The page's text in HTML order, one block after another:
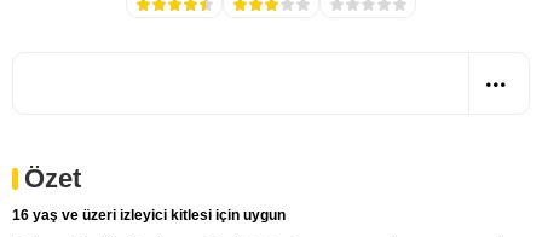
Özet
16 yaş ve üzeri izleyici kitlesi için uygun